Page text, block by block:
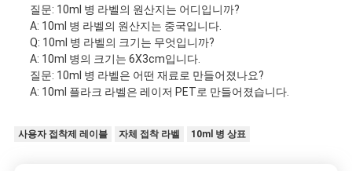
질문: 10ml 병 라벨의 원산지는 어디입니까?
A: 10ml 병 라벨의 원산지는 중국입니다.
Q: 10ml 병 라벨의 크기는 무엇입니까?
A: 10ml 병의 크기는 6X3cm입니다.
질문: 10ml 병 라벨은 어떤 재료로 만들어졌나요?
A: 10ml 플라크 라벨은 레이저 PET로 만들어졌습니다.
사용자 접착제 레이블 자체 접착 라벨 10ml 병 상표